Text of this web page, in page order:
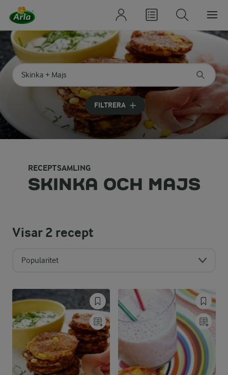
Sök på kategori eller ingrediens
Skriv in sökord för att få förslag
FILTRERA
RECEPTSAMLING
SKINKA OCH MAJS
Visar2 recept
Popularitet